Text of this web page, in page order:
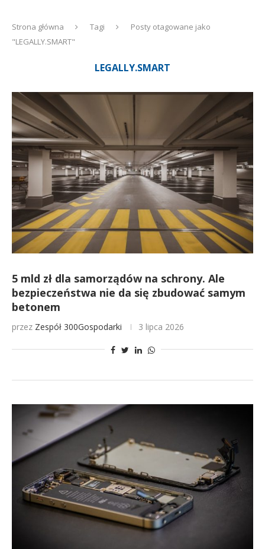
Strona główna Tagi
Posty otagowane jako
"LEGALLY.SMART"
LEGALLY.SMART
5 mld zł dla samorządów na schrony. Ale
bezpieczeństwa nie da się zbudować samym
betonem
przez Zespół 300Gospodarki 3 lipca 2026